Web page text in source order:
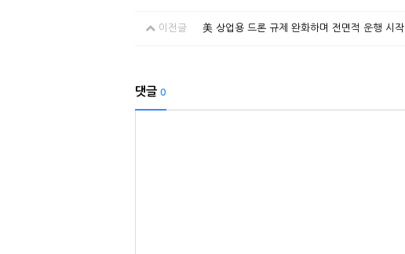
이전글 美 상업용 드론 규제 완화하며 전면적 운행 시작
댓글 0